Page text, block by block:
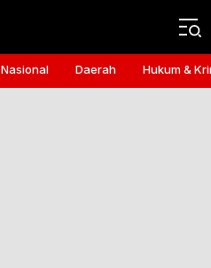
Nasional Daerah Hukum &